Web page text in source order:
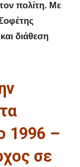
πολίτη. Με
διάθεση
1996 –
σε